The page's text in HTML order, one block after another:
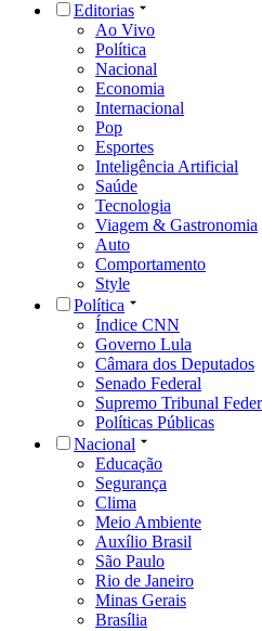
Editorias
Ao Vivo
Política
Nacional
Economia
Internacional
Pop
Esportes
Inteligência Artificial
Saúde
Tecnologia
Viagem & Gastronomia
Auto
Comportamento
Style
Política
Índice CNN
Governo Lula
Câmara dos Deputados
Senado Federal
Supremo Tribunal
Políticas Públicas
Nacional
Educação
Segurança
Clima
Meio Ambiente
Auxílio Brasil
São Paulo
Rio de Janeiro
Minas Gerais
Brasília